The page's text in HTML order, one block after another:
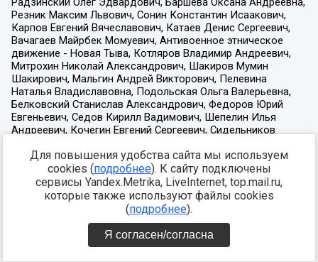
Для повышения удобства сайта мы используем
cookies (подробнее). К сайту подключены
сервисы Yandex.Metrika, LiveInternet, top.mail.ru,
которые также используют файлы cookies
(подробнее).
Я согласен/согласна